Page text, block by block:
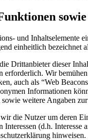
und Inhaltselemente
einheitlich bezeichnet
Drittanbieter dieser
erforderlich. Wir
auch als “Web
Informationen
weitere Angaben
die Nutzer um deren
Interessen (d.h.
hinweisen.